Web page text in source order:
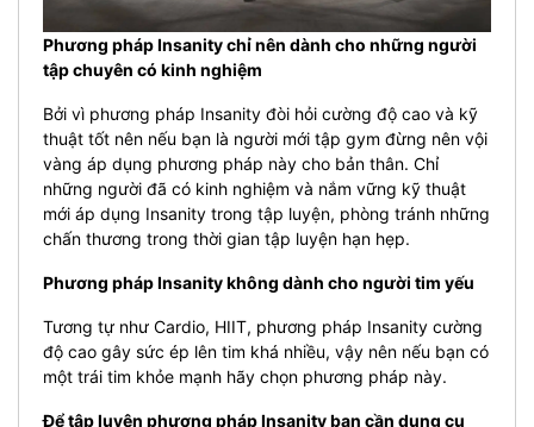
Phương pháp Insanity chỉ nên dành cho những người
tập chuyên có kinh nghiệm
Bởi vì phương pháp Insanity đòi hỏi cường độ cao và kỹ
thuật tốt nên nếu bạn là người mới tập gym đừng nên vội
vàng áp dụng phương pháp này cho bản thân. Chỉ
những người đã có kinh nghiệm và nắm vững kỹ thuật
mới áp dụng Insanity trong tập luyện, phòng tránh những
chấn thương trong thời gian tập luyện hạn hẹp.
Phương pháp Insanity không dành cho người tim yếu
Tương tự như Cardio, HIIT, phương pháp Insanity cường
độ cao gây sức ép lên tim khá nhiều, vậy nên nếu bạn có
một trái tim khỏe mạnh hãy chọn phương pháp này.
Để tập luyện phương pháp Insanity bạn cần dụng cụ